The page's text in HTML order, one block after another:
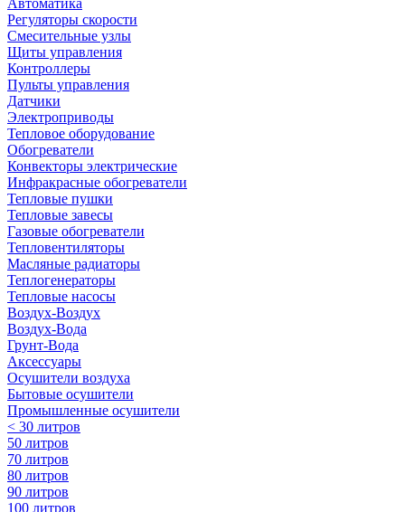
Автоматика
Регуляторы скорости
Смесительные узлы
Щиты управления
Контроллеры
Пульты управления
Датчики
Электроприводы
Тепловое оборудование
Обогреватели
Конвекторы электрические
Инфракрасные обогреватели
Тепловые пушки
Тепловые завесы
Газовые обогреватели
Тепловентиляторы
Масляные радиаторы
Теплогенераторы
Тепловые насосы
Воздух-Воздух
Воздух-Вода
Грунт-Вода
Аксессуары
Осушители воздуха
Бытовые осушители
Промышленные осушители
< 30 литров
50 литров
70 литров
80 литров
90 литров
100 литров